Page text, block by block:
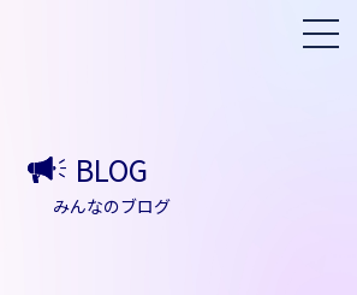
BLOG
みんなのブログ